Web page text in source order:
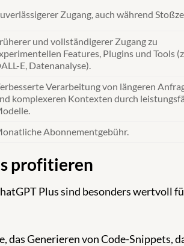
Zugang, auch während
und vollständigerer Zugang zu
Features, Plugins und Tools
E, Datenanalyse).
Verarbeitung von längeren
komplexeren Kontexten durch
Abonnementgebühr.
profitieren
Plus sind besonders wertvoll
das Generieren von Code-Snippets,